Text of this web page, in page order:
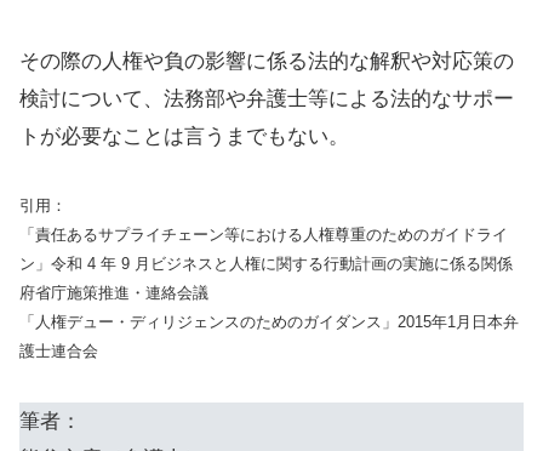
その際の人権や負の影響に係る法的な解釈や対応策の
検討について、法務部や弁護士等による法的なサポー
トが必要なことは言うまでもない。
引用：
「責任あるサプライチェーン等における人権尊重のためのガイドライ
ン」令和 4 年 9 月ビジネスと人権に関する行動計画の実施に係る関係
府省庁施策推進・連絡会議
「人権デュー・ディリジェンスのためのガイダンス」2015年1月日本弁
護士連合会
筆者：